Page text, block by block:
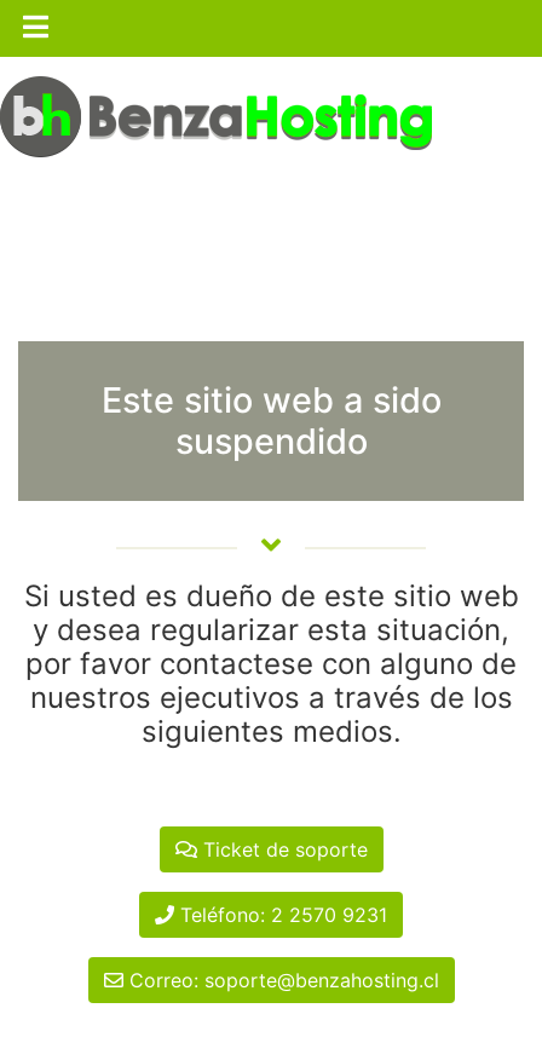
Este sitio web a sido
suspendido
Si usted es dueño de este sitio web
y desea regularizar esta situación,
por favor contactese con alguno de
nuestros ejecutivos a través de los
siguientes medios.
Ticket de soporte
Teléfono: 2 2570 9231
Correo: soporte@benzahosting.cl